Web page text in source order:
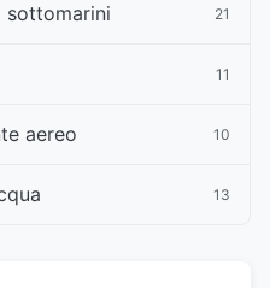
sottomarini 21
11
aereo 10
13